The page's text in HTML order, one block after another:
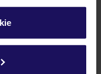
w zakładkę
znajdziesz